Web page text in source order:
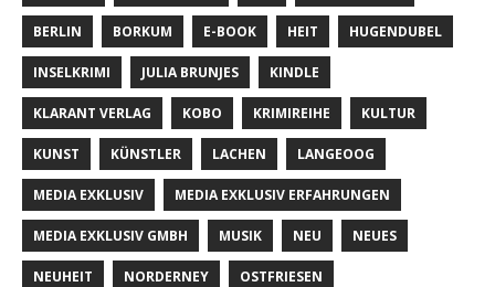
BERLIN BORKUM E-BOOK HEIT HUGENDUBEL
INSELKRIMI JULIA BRUNJES KINDLE
KLARANT VERLAG KOBO KRIMIREIHE KULTUR
KUNST KÜNSTLER LACHEN LANGEOOG
MEDIA EXKLUSIV MEDIA EXKLUSIV ERFAHRUNGEN
MEDIA EXKLUSIV GMBH MUSIK NEU NEUES
NEUHEIT NORDERNEY OSTFRIESEN